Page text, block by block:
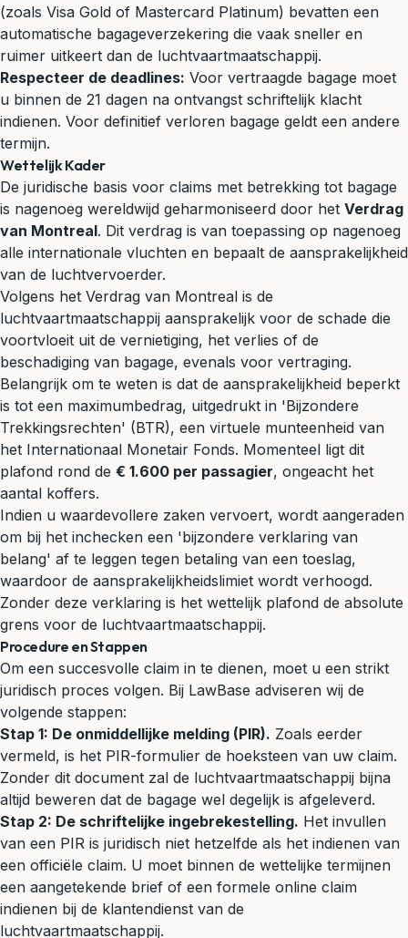
(zoals Visa Gold of Mastercard Platinum) bevatten een
automatische bagageverzekering die vaak sneller en
ruimer uitkeert dan de luchtvaartmaatschappij.
Respecteer de deadlines: Voor vertraagde bagage moet
u binnen de 21 dagen na ontvangst schriftelijk klacht
indienen. Voor definitief verloren bagage geldt een andere
termijn.
Wettelijk Kader
De juridische basis voor claims met betrekking tot bagage
is nagenoeg wereldwijd geharmoniseerd door het Verdrag
van Montreal. Dit verdrag is van toepassing op nagenoeg
alle internationale vluchten en bepaalt de aansprakelijkheid
van de luchtvervoerder.
Volgens het Verdrag van Montreal is de
luchtvaartmaatschappij aansprakelijk voor de schade die
voortvloeit uit de vernietiging, het verlies of de
beschadiging van bagage, evenals voor vertraging.
Belangrijk om te weten is dat de aansprakelijkheid beperkt
is tot een maximumbedrag, uitgedrukt in 'Bijzondere
Trekkingsrechten' (BTR), een virtuele munteenheid van
het Internationaal Monetair Fonds. Momenteel ligt dit
plafond rond de € 1.600 per passagier, ongeacht het
aantal koffers.
Indien u waardevollere zaken vervoert, wordt aangeraden
om bij het inchecken een 'bijzondere verklaring van
belang' af te leggen tegen betaling van een toeslag,
waardoor de aansprakelijkheidslimiet wordt verhoogd.
Zonder deze verklaring is het wettelijk plafond de absolute
grens voor de luchtvaartmaatschappij.
Procedure en Stappen
Om een succesvolle claim in te dienen, moet u een strikt
juridisch proces volgen. Bij LawBase adviseren wij de
volgende stappen:
Stap 1: De onmiddellijke melding (PIR). Zoals eerder
vermeld, is het PIR-formulier de hoeksteen van uw claim.
Zonder dit document zal de luchtvaartmaatschappij bijna
altijd beweren dat de bagage wel degelijk is afgeleverd.
Stap 2: De schriftelijke ingebrekestelling. Het invullen
van een PIR is juridisch niet hetzelfde als het indienen van
een officiële claim. U moet binnen de wettelijke termijnen
een aangetekende brief of een formele online claim
indienen bij de klantendienst van de
luchtvaartmaatschappij.